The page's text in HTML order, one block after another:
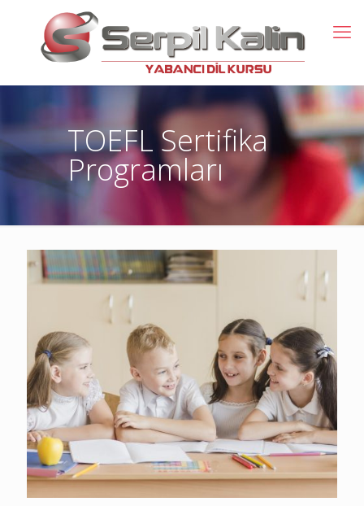
TOEFL Sertifika
Programları